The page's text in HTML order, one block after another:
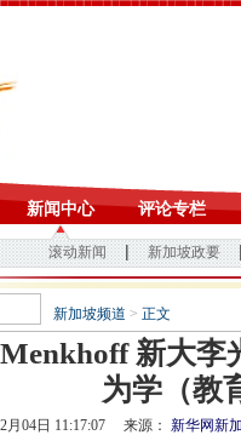
新加坡频道 > 正文
新大李
为学（教
月04日 11:17:07 来源： 新华网新